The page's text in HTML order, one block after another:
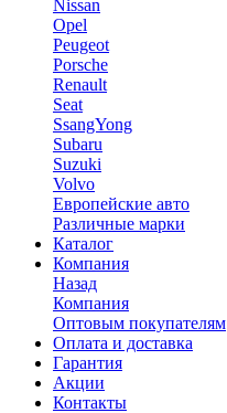
Nissan
Opel
Peugeot
Porsche
Renault
Seat
SsangYong
Subaru
Suzuki
Volvo
Европейские авто
Различные марки
Каталог
Компания
Назад
Компания
Оптовым покупателям
Оплата и доставка
Гарантия
Акции
Контакты